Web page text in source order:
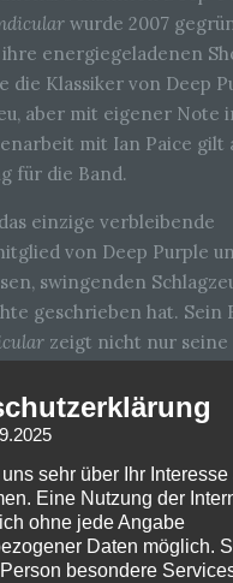
wurde 2007
energiegeladenen
die Klassiker von Deep
aber mit eigener Note
mit Ian Paice gilt
für die Band.
einzige verbleibende
von Deep Purple
swingenden
geschrieben hat. Sein
zeigt nicht nur
Tribute-
er die Klassiker wie
in Time“ oder „Black
Energie auf die
dabei eine
gepaart mit der
sehr über Ihr
Eine Nutzung der
ohne jede Angabe
Daten möglich.
besondere